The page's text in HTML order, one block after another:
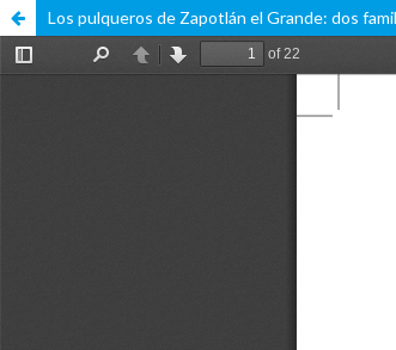
Los pulqueros de Zapotlán el Grande: dos